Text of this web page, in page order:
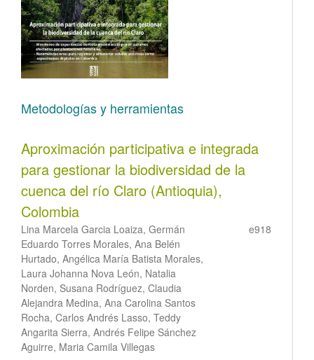
Metodologías y herramientas
Aproximación participativa e integrada
para gestionar la biodiversidad de la
cuenca del río Claro (Antioquia),
Colombia
Lina Marcela Garcia Loaiza, Germán
Eduardo Torres Morales, Ana Belén
Hurtado, Angélica María Batista Morales,
Laura Johanna Nova León, Natalia
Norden, Susana Rodríguez, Claudia
Alejandra Medina, Ana Carolina Santos
Rocha, Carlos Andrés Lasso, Teddy
Angarita Sierra, Andrés Felipe Sánchez
Aguirre, Maria Camila Villegas
e918